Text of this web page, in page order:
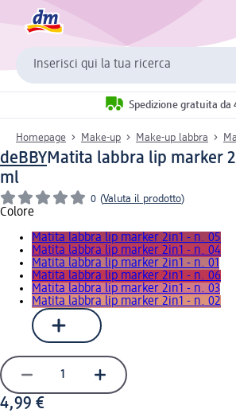
Inserisci qui la tua ricerca
Spedizione gratuita da
Homepage Make-up Make-up labbra
deBBYMatita labbra lip marker
ml
0 (Valuta il prodotto)
Colore
Matita labbra lip marker 2in1 - n. 05
Matita labbra lip marker 2in1 - n. 04
Matita labbra lip marker 2in1 - n. 01
Matita labbra lip marker 2in1 - n. 06
Matita labbra lip marker 2in1 - n. 03
Matita labbra lip marker 2in1 - n. 02
4,99 €